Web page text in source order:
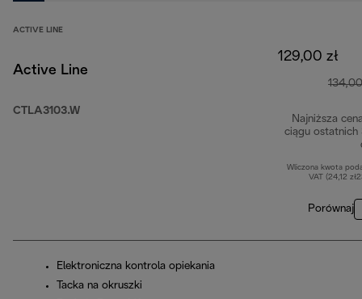
ACTIVE LINE
Active Line
CTLA3103.W
129,00 zł
Najniższa
ciągu ostatnich
Wliczona kwota
VAT (24,12
Porównaj
Elektroniczna kontrola opiekania
Tacka na okruszki